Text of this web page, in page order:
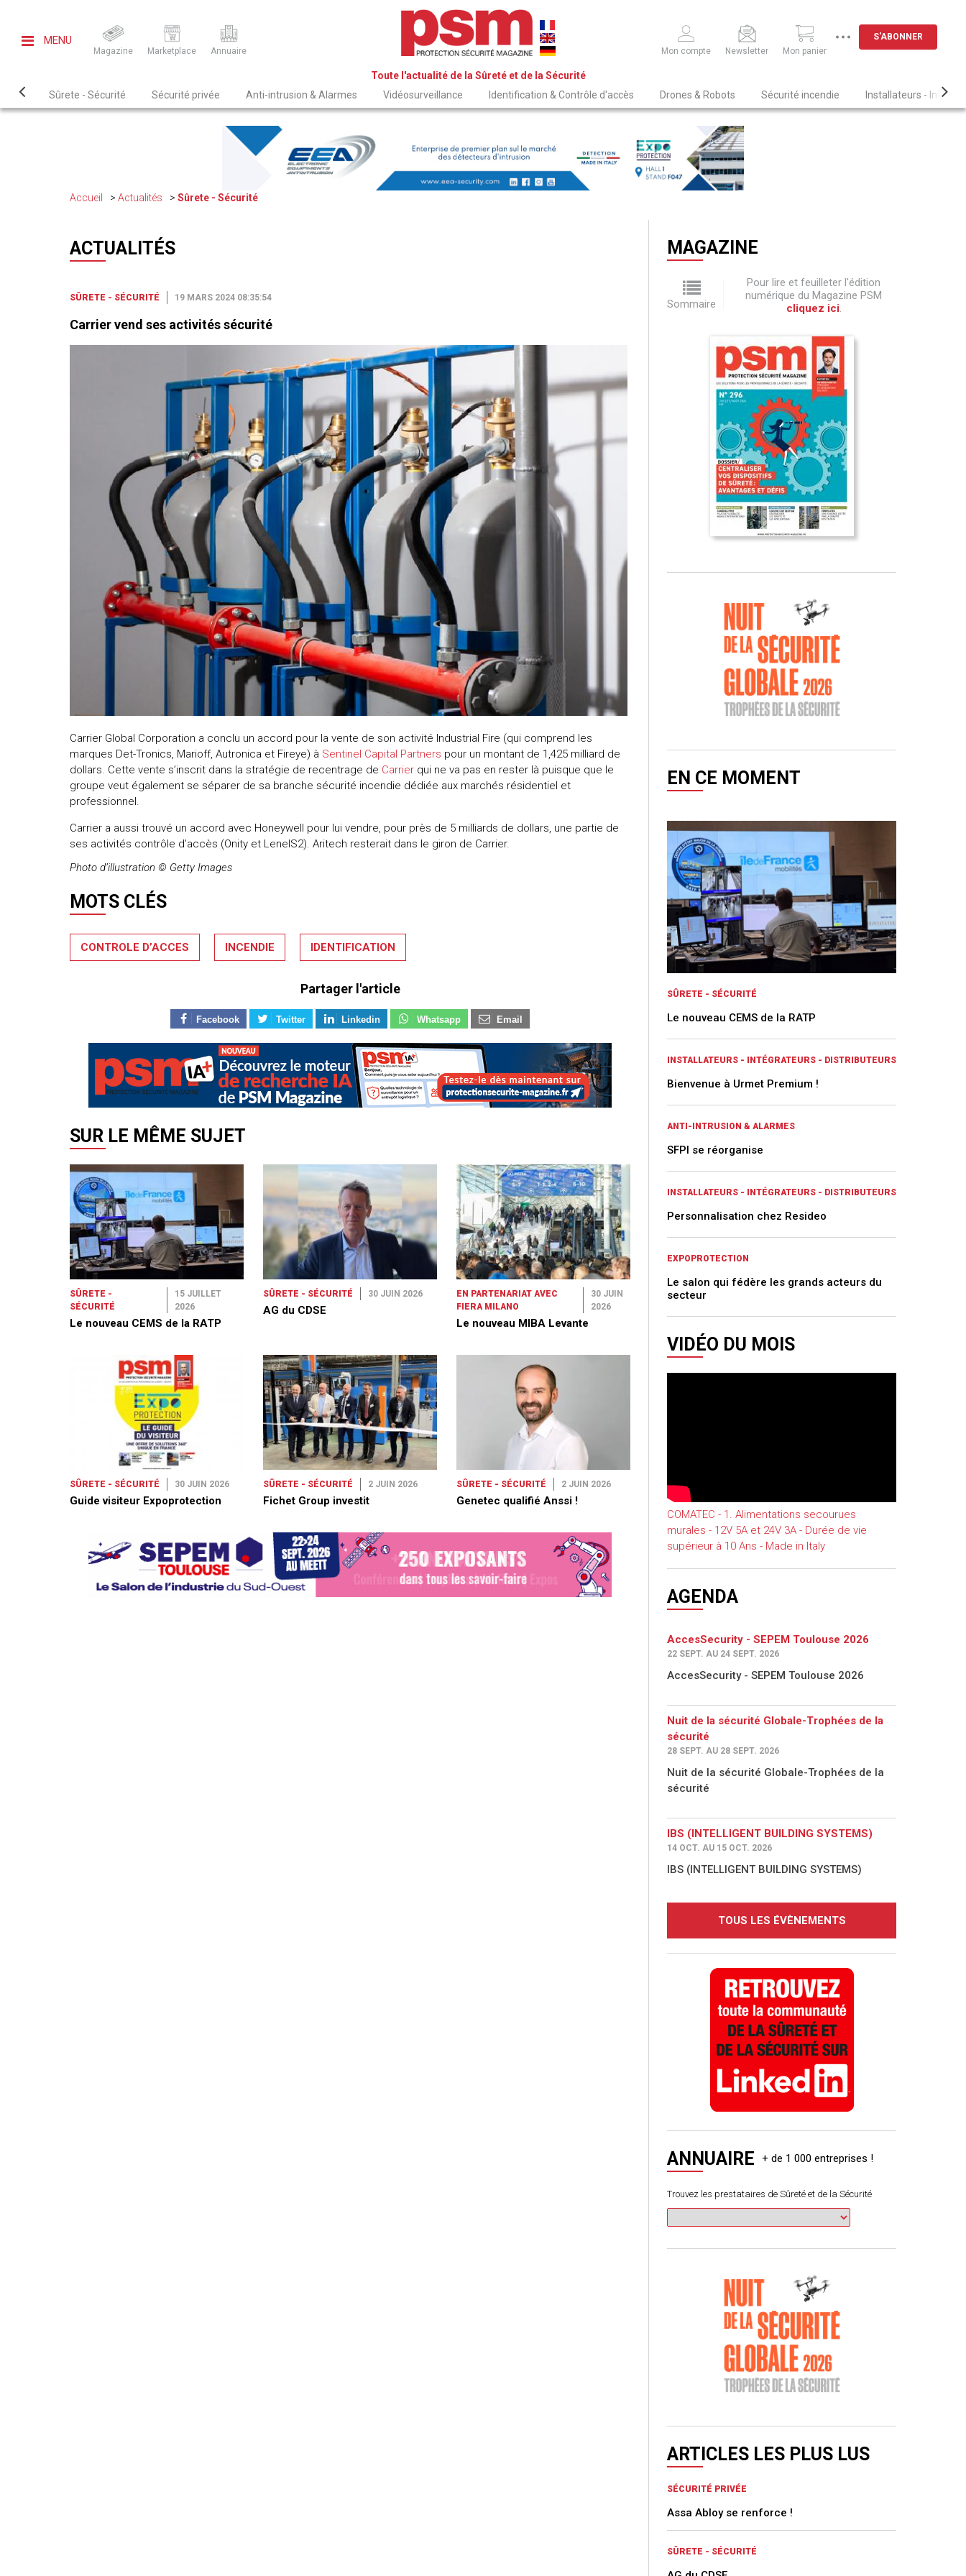
MENU
Magazine Marketplace Annuaire
Toute l'actualité de la Sûreté et de la Sécurité
Mon compte Newsletter Mon panier
S'ABONNER
Sûrete - Sécurité Sécurité privée Anti-intrusion & Alarmes Vidéosurveillance Identification & Contrôle d'accès Drones & Robots Sécurité incendie Installateurs -
Accueil Actualités Sûrete - Sécurité
ACTUALITÉS
SÛRETE - SÉCURITÉ 19 MARS 2024 08:35:54
Carrier vend ses activités sécurité
Carrier Global Corporation a conclu un accord pour la vente de son activité Industrial Fire (qui comprend les
marques Det-Tronics, Marioff, Autronica et Fireye) à Sentinel Capital Partners pour un montant de 1,425 milliard de
dollars. Cette vente s’inscrit dans la stratégie de recentrage de Carrier qui ne va pas en rester là puisque que le
groupe veut également se séparer de sa branche sécurité incendie dédiée aux marchés résidentiel et
professionnel.
Carrier a aussi trouvé un accord avec Honeywell pour lui vendre, pour près de 5 milliards de dollars, une partie de
ses activités contrôle d’accès (Onity et LenelS2). Aritech resterait dans le giron de Carrier.
Photo d’illustration © Getty Images
MOTS CLÉS
CONTROLE D’ACCES INCENDIE IDENTIFICATION
Partager l'article
Facebook Twitter Linkedin Whatsapp Email
SUR LE MÊME SUJET
SÛRETE -
SÉCURITÉ
15 JUILLET
2026
Le nouveau CEMS de la RATP
SÛRETE - SÉCURITÉ 30 JUIN 2026
AG du CDSE
EN PARTENARIAT AVEC
FIERA MILANO
30 JUIN
2026
Le nouveau MIBA Levante
SÛRETE - SÉCURITÉ 30 JUIN 2026
Guide visiteur Expoprotection
SÛRETE - SÉCURITÉ 2 JUIN 2026
Fichet Group investit
SÛRETE - SÉCURITÉ 2 JUIN 2026
Genetec qualifié Anssi !
MAGAZINE
Sommaire
Pour lire et feuilleter l'édition
numérique du Magazine PSM
cliquez ici.
EN CE MOMENT
SÛRETE - SÉCURITÉ
Le nouveau CEMS de la RATP
INSTALLATEURS - INTÉGRATEURS - DISTRIBUTEURS
Bienvenue à Urmet Premium !
ANTI-INTRUSION & ALARMES
SFPI se réorganise
INSTALLATEURS - INTÉGRATEURS - DISTRIBUTEURS
Personnalisation chez Resideo
EXPOPROTECTION
Le salon qui fédère les grands acteurs du
secteur
VIDÉO DU MOIS
COMATEC - 1. Alimentations secourues
murales - 12V 5A et 24V 3A - Durée de vie
supérieur à 10 Ans - Made in Italy
AGENDA
AccesSecurity - SEPEM Toulouse 2026
22 SEPT. AU 24 SEPT. 2026
AccesSecurity - SEPEM Toulouse 2026
Nuit de la sécurité Globale-Trophées de la
sécurité
28 SEPT. AU 28 SEPT. 2026
Nuit de la sécurité Globale-Trophées de la
sécurité
IBS (INTELLIGENT BUILDING SYSTEMS)
14 OCT. AU 15 OCT. 2026
IBS (INTELLIGENT BUILDING SYSTEMS)
TOUS LES ÉVÈNEMENTS
ANNUAIRE
Trouvez les prestataires de Sûreté et de la Sécurité
ARTICLES LES PLUS LUS
SÉCURITÉ PRIVÉE
Assa Abloy se renforce !
SÛRETE - SÉCURITÉ